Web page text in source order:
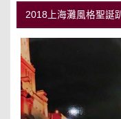
2018上海灘風格聖誕